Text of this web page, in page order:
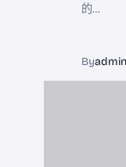
的…
Byadmin